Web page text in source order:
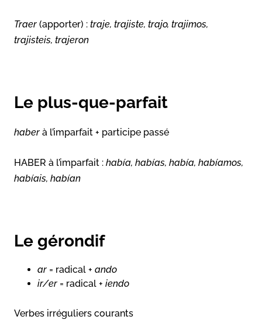
Traer (apporter) : traje, trajiste, trajo, trajimos,
trajisteis, trajeron
Le plus-que-parfait
haber à l’imparfait + participe passé
HABER à l’imparfait : había, habías, había, habíamos,
habíais, habían
Le gérondif
ar = radical + ando
ir/er = radical + iendo
Verbes irréguliers courants